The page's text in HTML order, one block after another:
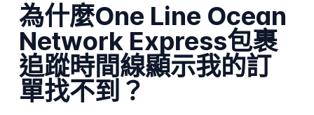
為什麼One Line Ocean
Network Express包裹
追蹤時間線顯示我的訂
單找不到？